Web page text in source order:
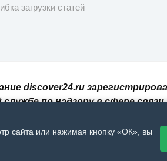
загрузки статей
discover24.ru
по надзору в сфере связи,
(Роскомнадзор).
77 - 73793.
сайта или нажимая кнопку «ОК», вы